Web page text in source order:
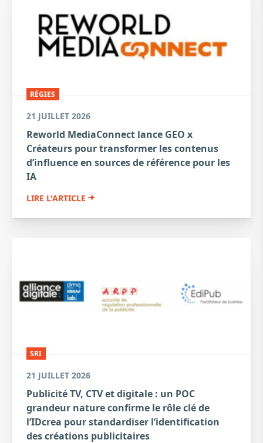
RÉGIES
21 JUILLET 2026
Reworld MediaConnect lance GEO x
Créateurs pour transformer les contenus
d’influence en sources de référence pour les
IA
LIRE L'ARTICLE
SRI
21 JUILLET 2026
Publicité TV, CTV et digitale : un POC
grandeur nature confirme le rôle clé de
l’IDcrea pour standardiser l’identification
des créations publicitaires